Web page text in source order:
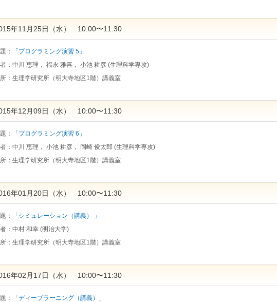
年11月25日（水） 10:00〜11:30
：
「プログラミング演習 5」
： 中川 恵理， 福永 雅喜， 小池 耕彦 (生理科学専攻)
： 生理学研究所（明大寺地区1階）講義室
年12月09日（水） 10:00〜11:30
：
「プログラミング演習 6」
： 中川 恵理， 小池 耕彦， 岡崎 俊太郎 (生理科学専攻)
： 生理学研究所（明大寺地区1階）講義室
年01月20日（水） 10:00〜11:30
：
「シミュレーション（講義） 」
： 中村 和幸 (明治大学)
： 生理学研究所（明大寺地区1階）講義室
年02月17日（水） 10:00〜11:30
： 「ディープラーニング（講義）」